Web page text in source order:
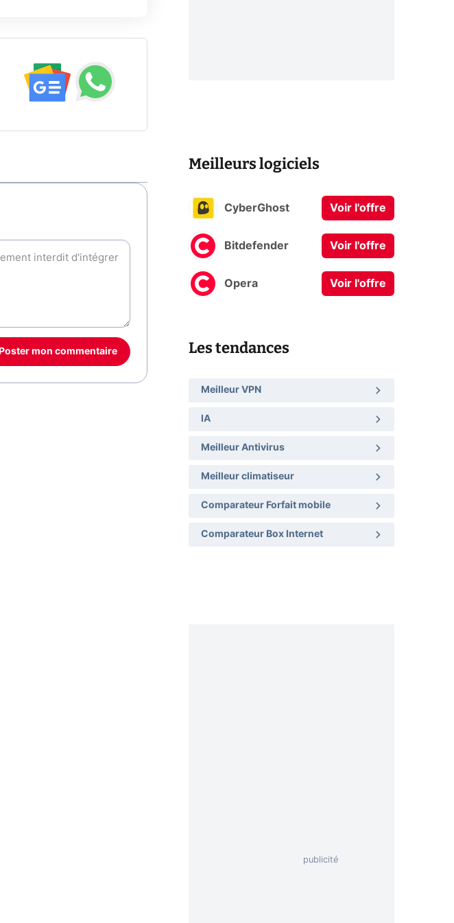
Poster mon commentaire
Meilleurs logiciels
CyberGhost Voir l'offre
Bitdefender Voir l'offre
Opera Voir l'offre
Les tendances
Meilleur VPN
IA
Meilleur Antivirus
Meilleur climatiseur
Comparateur Forfait mobile
Comparateur Box Internet